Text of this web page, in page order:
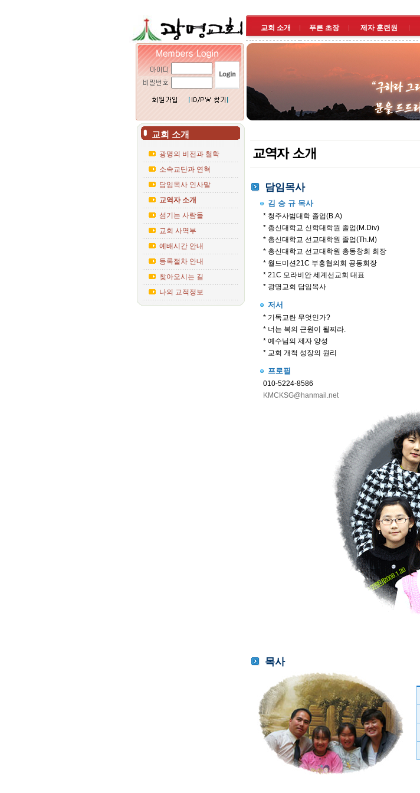
교회 소개 푸른 초장 제자 훈련원
교회 소개
광명의 비전과 철학
소속교단과 연혁
담임목사 인사말
교역자 소개
섬기는 사람들
교회 사역부
예배시간 안내
등록절차 안내
찾아오시는 길
나의 교적정보
담임목사
김 승 규 목사
* 청주사범대학 졸업(B.A)
* 총신대학교 신학대학원 졸업(M.Div)
* 총신대학교 선교대학원 졸업(Th.M)
* 총신대학교 선교대학원 총동창회 회장
* 월드미션21C 부흥협의회 공동회장
* 21C 모라비안 세계선교회 대표
* 광명교회 담임목사
저서
* 기독교란 무엇인가?
* 너는 복의 근원이 될찌라.
* 예수님의 제자 양성
* 교회 개척 성장의 원리
프로필
010-5224-8586
KMCKSG@hanmail.net
목사